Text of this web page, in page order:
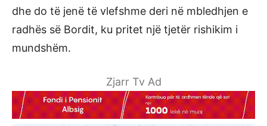
dhe do të jenë të vlefshme deri në mbledhjen e
radhës së Bordit, ku pritet një tjetër rishikim i
mundshëm.
Zjarr Tv Ad